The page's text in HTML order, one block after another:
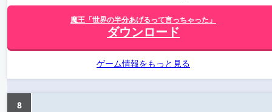
魔王「世界の半分あげるって言っちゃった」
ダウンロード
ゲーム情報をもっと見る
8